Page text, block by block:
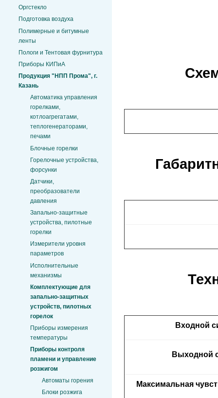
Оргстекло
Подготовка воздуха
Полимерные и битумные
ленты
Пологи и Тентовая фурнитура
Приборы КИПиА
Продукция "НПП Прома", г.
Казань
Автоматика управления
горелками,
котлоагрегатами,
теплогенераторами,
печами
Блочные горелки
Горелочные устройства,
форсунки
Датчики,
преобразователи
давления
Запально-защитные
устройства, пилотные
горелки
Измерители уровня
параметров
Исполнительные
механизмы
Комплектующие для
запально-защитных
устройств, пилотных
горелок
Приборы измерения
температуры
Приборы контроля
пламени и управление
розжигом
Автоматы горения
Блоки розжига
Входной
Выходной
Максимальная